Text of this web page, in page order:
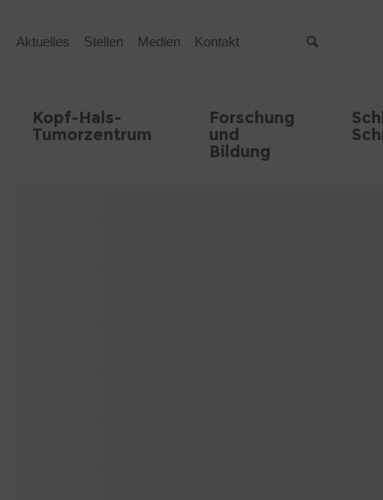
Aktuelles Stellen Medien Kontakt
Kopf-Hals-
Tumorzentrum
Forschung
und
Bildung